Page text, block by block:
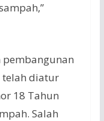
pembangunan
telah diatur
18 Tahun
Salah